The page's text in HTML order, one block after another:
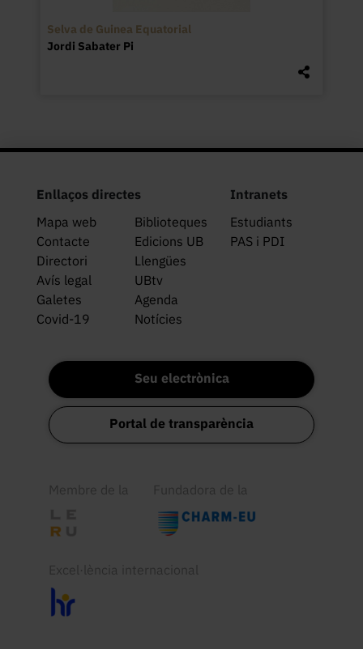
Selva de Guinea Equatorial
Jordi Sabater Pi
Enllaços directes
Mapa web
Biblioteques
Contacte
Edicions UB
Directori
Llengües
Avís legal
UBtv
Galetes
Agenda
Covid-19
Notícies
Intranets
Estudiants
PAS i PDI
Seu electrònica
Portal de transparència
Membre de la Fundadora de la
Excel·lència internacional